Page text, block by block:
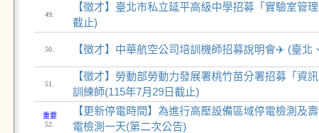
49.
【徵才】臺北市私立延平高級中學招募「實驗室管
截止)
50. 【徵才】中華航空公司培訓機師招募說明會✈️ (臺北
51.
【徵才】勞動部勞動力發展署桃竹苗分署招募「資
訓練師(115年7月29日截止)
重要
52.
【更新停電時間】為進行高壓設備區域停電檢測及
電檢測一天(第二次公告)